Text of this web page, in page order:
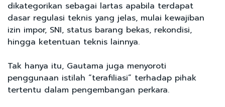
dikategorikan sebagai lartas apabila terdapat
dasar regulasi teknis yang jelas, mulai kewajiban
izin impor, SNI, status barang bekas, rekondisi,
hingga ketentuan teknis lainnya.
Tak hanya itu, Gautama juga menyoroti
penggunaan istilah “terafiliasi” terhadap pihak
tertentu dalam pengembangan perkara.